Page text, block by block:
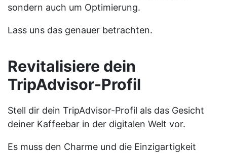
sondern auch um Optimierung.
Lass uns das genauer betrachten.
Revitalisiere dein
TripAdvisor-Profil
Stell dir dein TripAdvisor-Profil als das Gesicht
deiner Kaffeebar in der digitalen Welt vor.
Es muss den Charme und die Einzigartigkeit